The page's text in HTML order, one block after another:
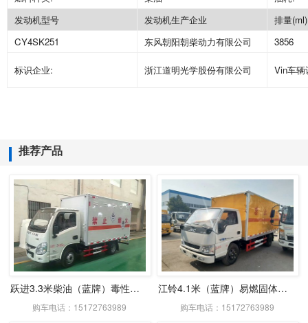
发动机型号
发动机生产企业 排量(ml)
CY4SK251
东风朝阳朝柴动力有限公司 3856
标识企业: 浙江道明光学股份有限公司 Vin车辆
推荐产品
跃进3.3米柴油（蓝牌）毒性感染性厢式车
购车电话：15172763989
江铃4.1米（蓝牌）易燃固体厢式车
购车电话：15172763989